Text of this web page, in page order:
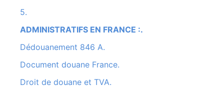
5.
ADMINISTRATIFS EN FRANCE :.
Dédouanement 846 A.
Document douane France.
Droit de douane et TVA.